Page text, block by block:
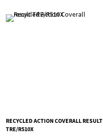
RECYCLED ACTION COVERALL RESULT
TRE/R510X